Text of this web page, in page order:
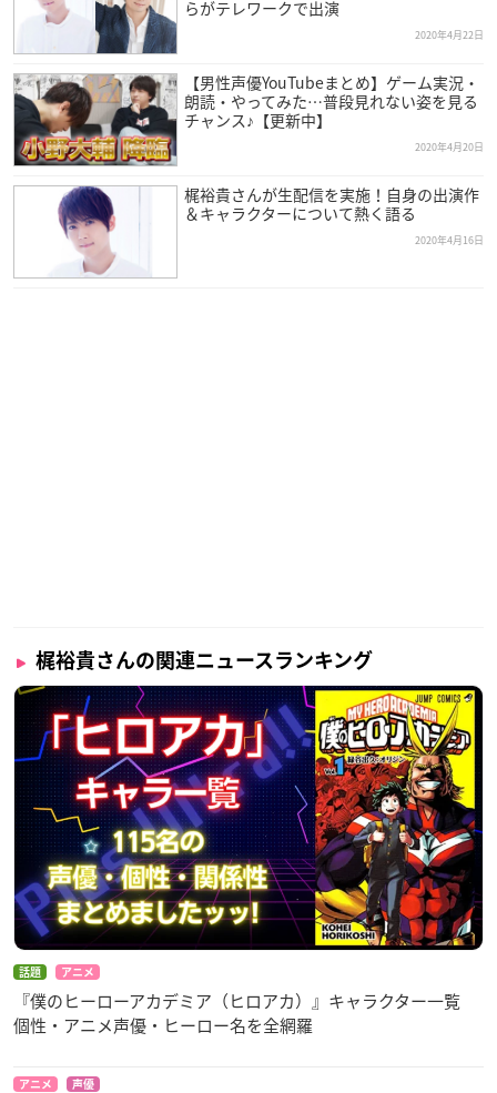
らがテレワークで出演
2020年4月22日
【男性声優YouTubeまとめ】ゲーム実況・
朗読・やってみた…普段見れない姿を見る
チャンス♪【更新中】
2020年4月20日
梶裕貴さんが生配信を実施！自身の出演作
＆キャラクターについて熱く語る
2020年4月16日
梶裕貴さんの関連ニュースランキング
話題 アニメ
『僕のヒーローアカデミア（ヒロアカ）』キャラクター一覧
個性・アニメ声優・ヒーロー名を全網羅
アニメ 声優